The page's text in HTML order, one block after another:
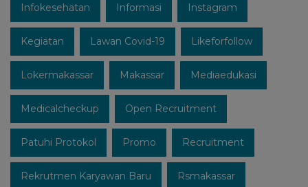
Infokesehatan Informasi Instagram
Kegiatan Lawan Covid-19 Likeforfollow
Lokermakassar Makassar Mediaedukasi
Medicalcheckup Open Recruitment
Patuhi Protokol Promo Recruitment
Rekrutmen Karyawan Baru Rsmakassar